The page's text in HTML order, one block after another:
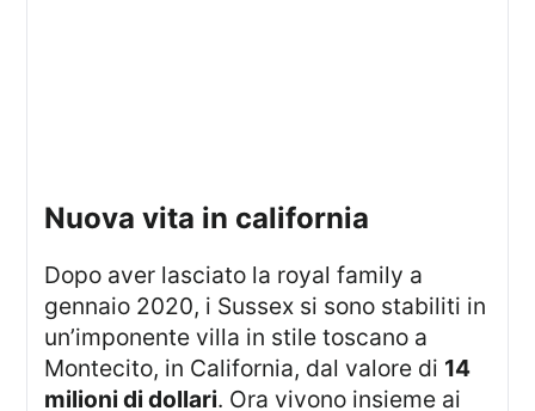
nuova vita in california
Dopo aver lasciato la royal family a
gennaio 2020, i Sussex si sono stabiliti in
un’imponente villa in stile toscano a
Montecito, in California, dal valore di 14
milioni di dollari. Ora vivono insieme ai